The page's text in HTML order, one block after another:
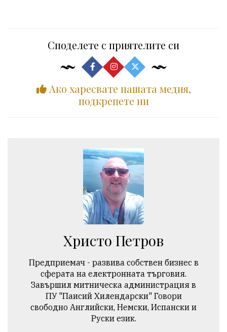
Споделете с приятелите си
Ако харесвате нашата медия,
подкрепете ни
Христо Петров
Предприемач - развива собствен бизнес в
сферата на електронната търговия.
Завършил митническа администрация в
ПУ "Паисий Хилендарски" Говори
свободно Английски, Немски, Испански и
Руски език.